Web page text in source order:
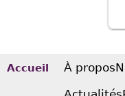
Accueil À propos